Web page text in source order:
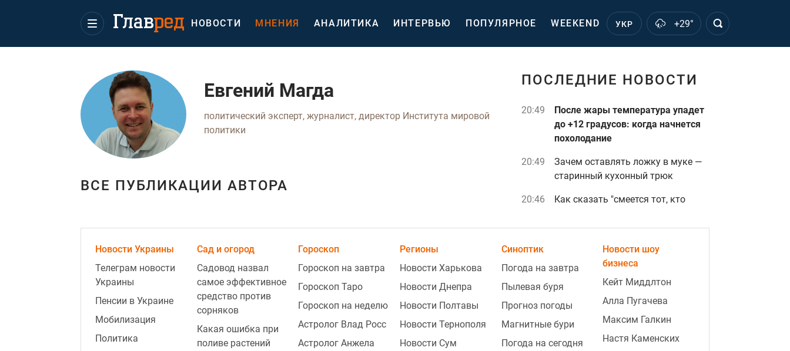
НОВОСТИ МНЕНИЯ АНАЛИТИКА ИНТЕРВЬЮ ПОПУЛЯРНОЕ WEEKEND УКР +29°
Евгений Магда
политический эксперт, журналист, директор Института мировой
политики
ВСЕ ПУБЛИКАЦИИ АВТОРА
ПОСЛЕДНИЕ НОВОСТИ
20:49
После жары температура упадет
до +12 градусов: когда начнется
похолодание
20:49
Зачем оставлять ложку в муке —
старинный кухонный трюк
20:46
Как сказать "смеется тот, кто
украинском - правильный
20:35
Сенат США одобрил закон о
"адских" санкциях против России:
назван следующий шаг
Что будет с бронированием
военнообязанных: юрист
предупредил об опасных
Новости Украины
Телеграм новости
Украины
Пенсии в Украине
Мобилизация
Политика
Сад и огород
Садовод назвал
самое эффективное
средство против
сорняков
Какая ошибка при
поливе растений
Гороскоп
Гороскоп на завтра
Гороскоп Таро
Гороскоп на неделю
Астролог Влад Росс
Астролог Анжела
Регионы
Новости Харькова
Новости Днепра
Новости Полтавы
Новости Тернополя
Новости Сум
Синоптик
Погода на завтра
Пылевая буря
Прогноз погоды
Магнитные бури
Погода на сегодня
Новости шоу
бизнеса
Кейт Миддлтон
Алла Пугачева
Максим Галкин
Настя Каменских